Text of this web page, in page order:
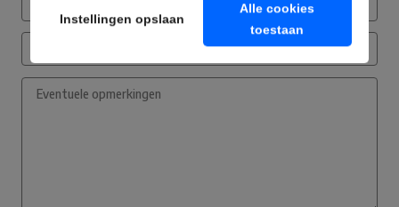
Instellingen opslaan
Alle cookies
toestaan